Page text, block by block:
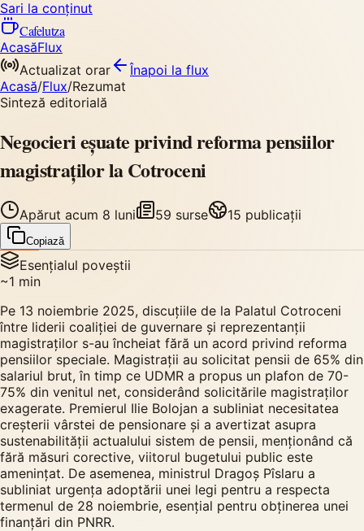
Sari la conținut
Cafelutza
AcasăFlux
Actualizat orar
Înapoi la flux
Acasă/Flux/Rezumat
Sinteză editorială
Negocieri eșuate privind reforma pensiilor
magistraților la Cotroceni
Apărut acum 8 luni 59 surse 15 publicații
Copiază
Esențialul poveștii
~1 min
Pe 13 noiembrie 2025, discuțiile de la Palatul Cotroceni
între liderii coaliției de guvernare și reprezentanții
magistraților s-au încheiat fără un acord privind reforma
pensiilor speciale. Magistrații au solicitat pensii de 65% din
salariul brut, în timp ce UDMR a propus un plafon de 70-
75% din venitul net, considerând solicitările magistraților
exagerate. Premierul Ilie Bolojan a subliniat necesitatea
creșterii vârstei de pensionare și a avertizat asupra
sustenabilității actualului sistem de pensii, menționând că
fără măsuri corective, viitorul bugetului public este
amenințat. De asemenea, ministrul Dragoș Pîslaru a
subliniat urgența adoptării unei legi pentru a respecta
termenul de 28 noiembrie, esențial pentru obținerea unei
finanțări din PNRR.